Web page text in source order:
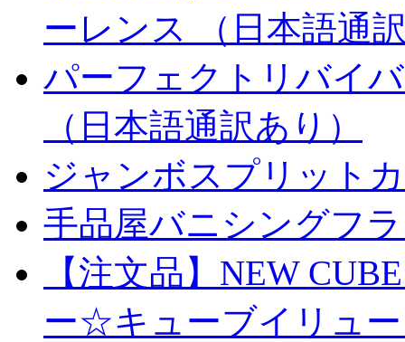
ーレンス （日本語通
パーフェクトリバイ
（日本語通訳あり）
ジャンボスプリット
手品屋バニシングフ
【注文品】NEW
ー☆キューブイリュ